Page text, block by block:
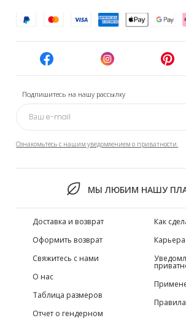
Подпишитесь на нашу рассылку
Ознакомьтесь с нашим уведомлением о приватности.
МЫ ЛЮБИМ НАШУ
Доставка и возврат
Оформить возврат
Свяжитесь с нами
О нас
Таблица размеров
Отчет о гендерном
Как
Карьера
Правила